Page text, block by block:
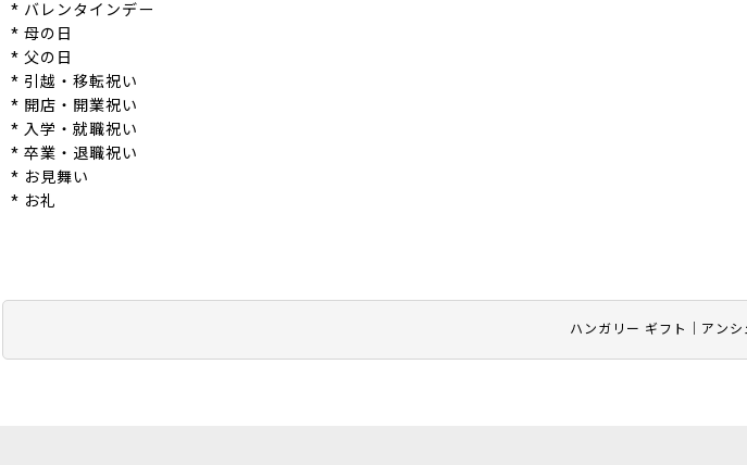
ハンガリー ギフト｜アンシ
* バレンタインデー
* 母の日
* 父の日
* 引越・移転祝い
* 開店・開業祝い
* 入学・就職祝い
* 卒業・退職祝い
* お見舞い
* お礼